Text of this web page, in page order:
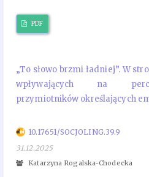
PDF
„To słowo brzmi ładniej”. W
wpływających na
przymiotników określających
10.17651/SOCJOLING.39.9
31.12.2025
Katarzyna Rogalska-Chodecka